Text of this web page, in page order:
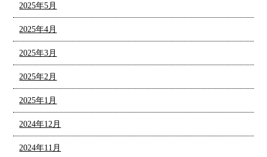
2025年5月
2025年4月
2025年3月
2025年2月
2025年1月
2024年12月
2024年11月